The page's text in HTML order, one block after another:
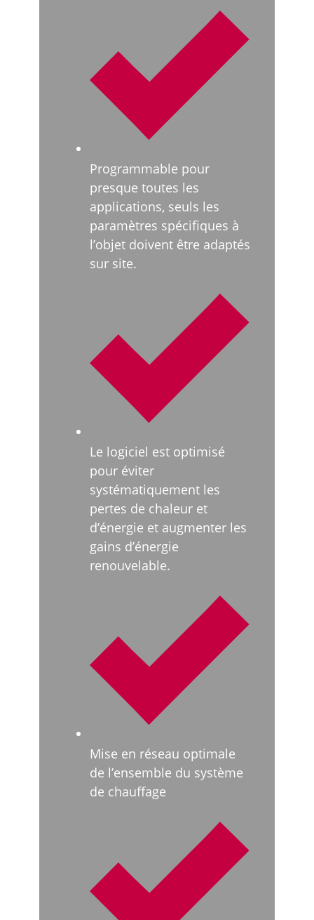
Programmable pour
presque toutes les
applications, seuls les
paramètres spécifiques à
l’objet doivent être adaptés
sur site.
Le logiciel est optimisé
pour éviter
systématiquement les
pertes de chaleur et
d’énergie et augmenter les
gains d’énergie
renouvelable.
Mise en réseau optimale
de l’ensemble du système
de chauffage